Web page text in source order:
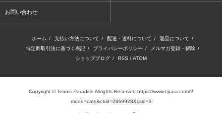
お問い合わせ
ホーム / 支払い方法について / 配送・送料について / 返品について /
特定商取引法に基づく表記 / プライバシーポリシー / メルマガ登録・解除 /
ショップブログ / RSS / ATOM
Copyright © Tennis Paradise Allrights Reserved https://www.t-para.com/?
mode=cate&cbid=2869928&csid=3